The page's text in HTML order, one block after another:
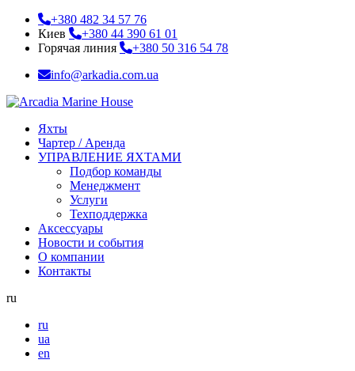
+380 482 34 57 76
Киев
+380 44 390 61 01
Горячая линия
+380 50 316 54 78
info@arkadia.com.ua
Яхты
Чартер / Аренда
УПРАВЛЕНИЕ ЯХТАМИ
Подбор команды
Менеджмент
Услуги
Техподдержка
Аксессуары
Новости и события
О компании
Контакты
ru
ru
ua
en